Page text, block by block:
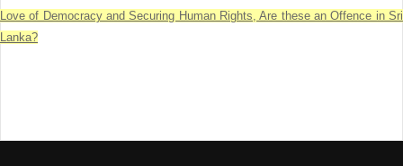
Love of Democracy and Securing Human Rights, Are these an Offence in Sri
Lanka?